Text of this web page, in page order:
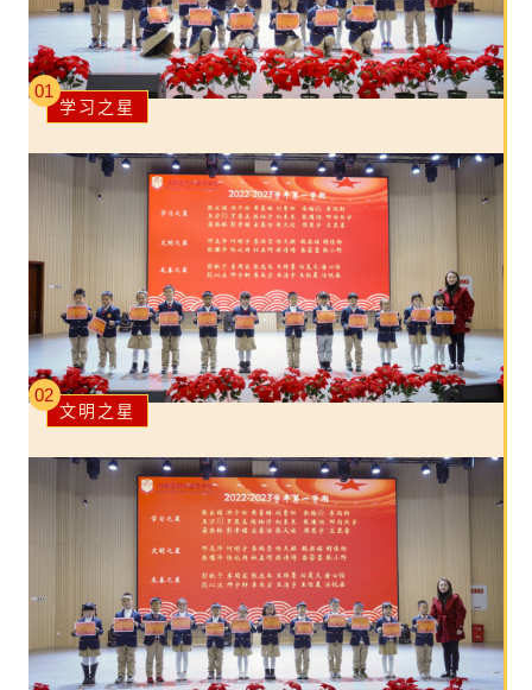
01
学习之星
02
文明之星